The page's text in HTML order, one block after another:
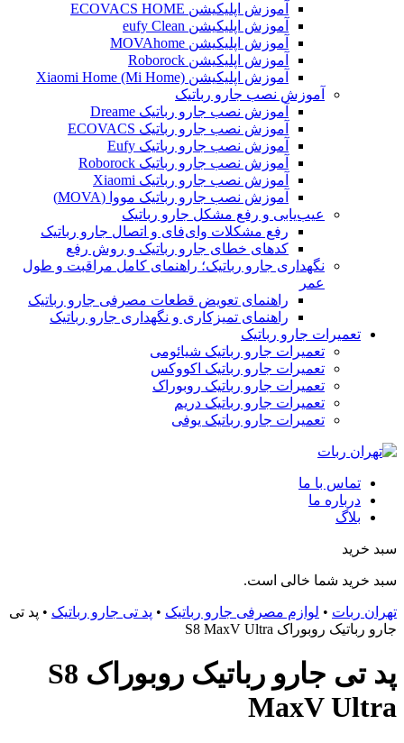
آموزش اپلیکیشن ECOVACS HOME
آموزش اپلیکیشن eufy Clean
آموزش اپلیکیشن MOVAhome
آموزش اپلیکیشن Roborock
آموزش اپلیکیشن Xiaomi Home (Mi Home)
آموزش نصب جارو رباتیک
آموزش نصب جارو رباتیک Dreame
آموزش نصب جارو رباتیک ECOVACS
آموزش نصب جارو رباتیک Eufy
آموزش نصب جارو رباتیک Roborock
آموزش نصب جارو رباتیک Xiaomi
آموزش نصب جارو رباتیک مووا (MOVA)
عیب‌یابی و رفع مشکل جارو رباتیک
رفع مشکلات وای‌فای و اتصال جارو رباتیک
کدهای خطای جارو رباتیک و روش رفع
نگهداری جارو رباتیک؛ راهنمای کامل مراقبت و طول
عمر
راهنمای تعویض قطعات مصرفی جارو رباتیک
راهنمای تمیزکاری و نگهداری جارو رباتیک
تعمیرات جارو رباتیک
تعمیرات جارو رباتیک شیائومی
تعمیرات جارو رباتیک اکووکس
تعمیرات جارو رباتیک روبوراک
تعمیرات جارو رباتیک دریم
تعمیرات جارو رباتیک یوفی
تماس با ما
درباره ما
بلاگ
سبد خرید
سبد خرید شما خالی است.
تهران ربات • لوازم مصرفی جارو رباتیک • پد تی جارو رباتیک • پد تی
جارو رباتیک روبوراک S8 MaxV Ultra
پد تی جارو رباتیک روبوراک S8
MaxV Ultra